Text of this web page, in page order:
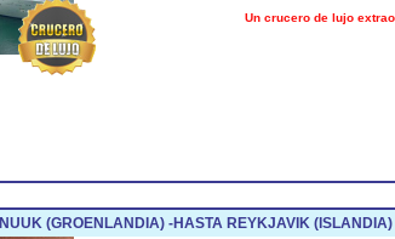
Un crucero de lujo
(GROENLANDIA) -HASTA REYKJAVIK (ISLANDIA)